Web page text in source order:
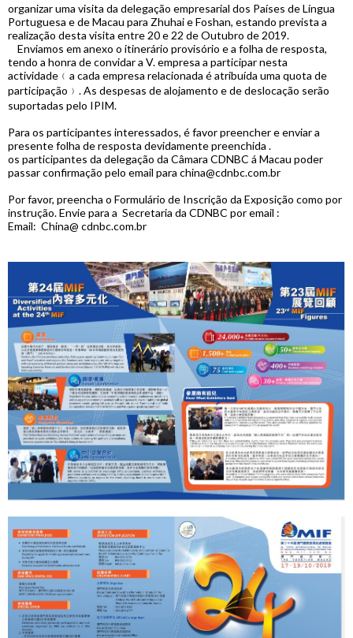
organizar uma visita da delegação empresarial dos Países de Língua
Portuguesa e de Macau para Zhuhai e Foshan, estando prevista a
realização desta visita entre 20 e 22 de Outubro de 2019.
Enviamos em anexo o itinerário provisório e a folha de resposta,
tendo a honra de convidar a V. empresa a participar nesta
actividade﹙a cada empresa relacionada é atribuída uma quota de
participação﹚. As despesas de alojamento e de deslocação serão
suportadas pelo IPIM.
Para os participantes interessados, é favor preencher e enviar a
presente folha de resposta devidamente preenchida .
os participantes da delegação da Câmara CDNBC á Macau poder
passar confirmação pelo email para china@cdnbc.com.br
Por favor, preencha o Formulário de Inscrição da Exposição como por
instrução. Envie para a Secretaria da CDNBC por email :
Email: China@ cdnbc.com.br